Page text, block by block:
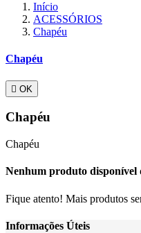
Início
ACESSÓRIOS
Chapéu
Chapéu
 OK
Chapéu
Chapéu
Nenhum produto disponível
Fique atento! Mais produtos
Informações Úteis